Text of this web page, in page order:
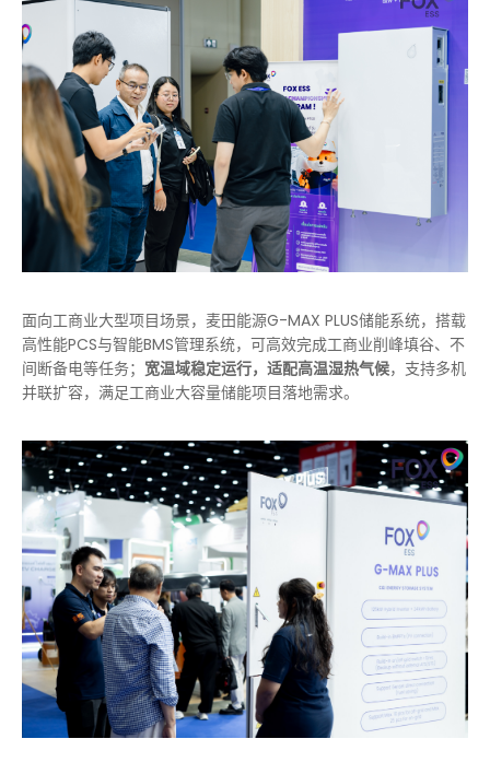
面向工商业大型项目场景，麦田能源G-MAX PLUS储能系统，搭载
高性能PCS与智能BMS管理系统，可高效完成工商业削峰填谷、不
间断备电等任务； 宽温域稳定运行，适配高温湿热气候，支持多机
并联扩容，满足工商业大容量储能项目落地需求。